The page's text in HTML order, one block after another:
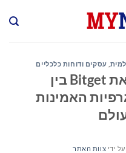
עסקים ודוחות כלכליים
Forbes ממקמת את Bitget בין
האמינות
על ידי צוות האתר